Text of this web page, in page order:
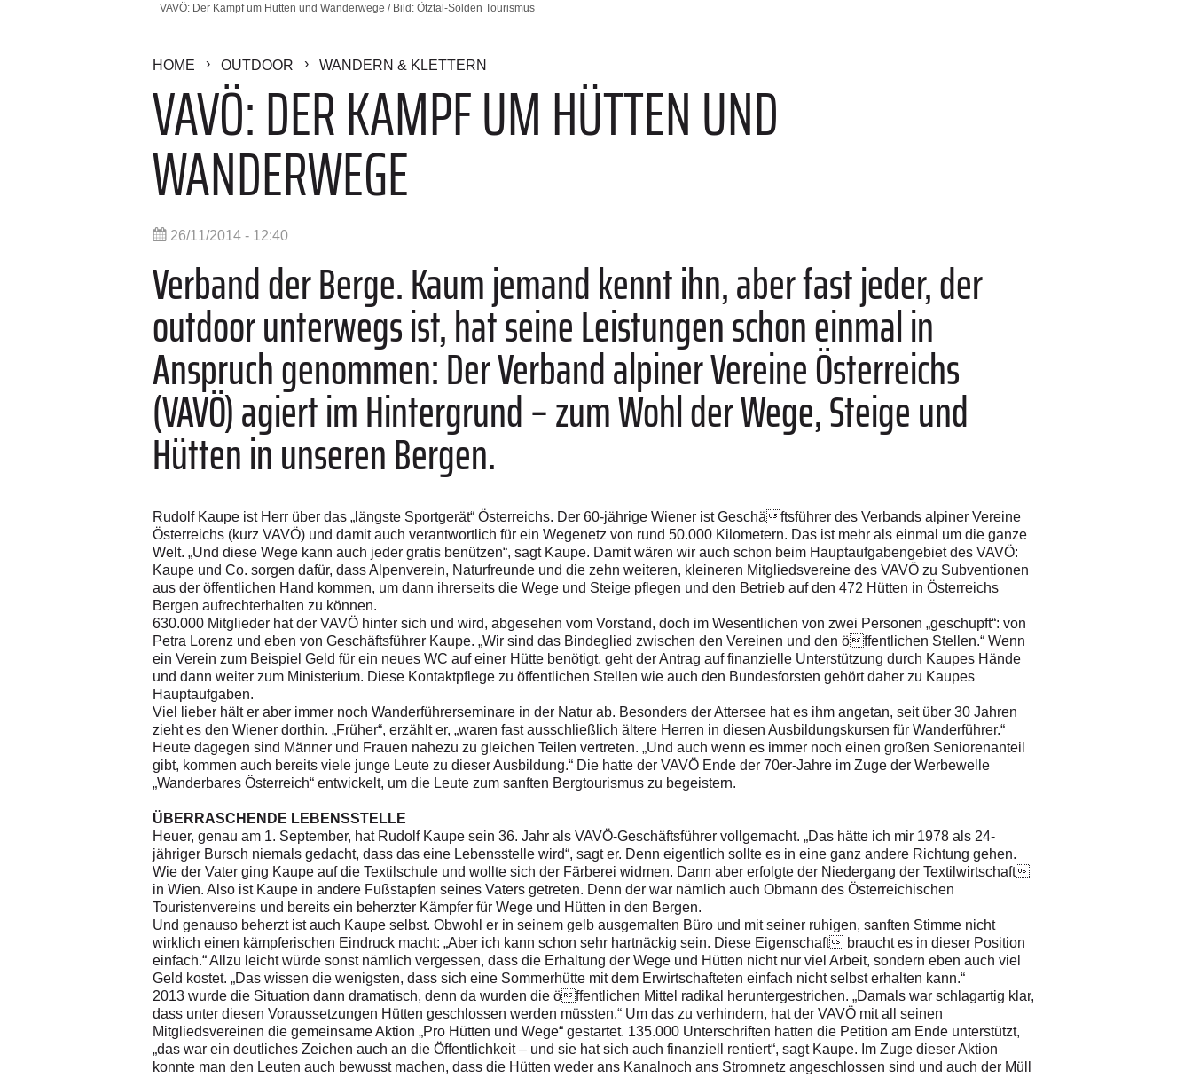
VAVÖ: Der Kampf um Hütten und Wanderwege / Bild: Ötztal-Sölden Tourismus
HOME OUTDOOR WANDERN & KLETTERN
VAVÖ: DER KAMPF UM HÜTTEN UND
WANDERWEGE
26/11/2014 - 12:40
Verband der Berge. Kaum jemand kennt ihn, aber fast jeder, der
outdoor unterwegs ist, hat seine Leistungen schon einmal in
Anspruch genommen: Der Verband alpiner Vereine Österreichs
(VAVÖ) agiert im Hintergrund – zum Wohl der Wege, Steige und
Hütten in unseren Bergen.
Rudolf Kaupe ist Herr über das „längste Sportgerät“ Österreichs. Der 60-jährige Wiener ist Geschäftsführer des Verbands alpiner Vereine
Österreichs (kurz VAVÖ) und damit auch verantwortlich für ein Wegenetz von rund 50.000 Kilometern. Das ist mehr als einmal um die ganze
Welt. „Und diese Wege kann auch jeder gratis benützen“, sagt Kaupe. Damit wären wir auch schon beim Hauptaufgabengebiet des VAVÖ:
Kaupe und Co. sorgen dafür, dass Alpenverein, Naturfreunde und die zehn weiteren, kleineren Mitgliedsvereine des VAVÖ zu Subventionen
aus der öffentlichen Hand kommen, um dann ihrerseits die Wege und Steige pflegen und den Betrieb auf den 472 Hütten in Österreichs
Bergen aufrechterhalten zu können.
630.000 Mitglieder hat der VAVÖ hinter sich und wird, abgesehen vom Vorstand, doch im Wesentlichen von zwei Personen „geschupft“: von
Petra Lorenz und eben von Geschäftsführer Kaupe. „Wir sind das Bindeglied zwischen den Vereinen und den öffentlichen Stellen.“ Wenn
ein Verein zum Beispiel Geld für ein neues WC auf einer Hütte benötigt, geht der Antrag auf finanzielle Unterstützung durch Kaupes Hände
und dann weiter zum Ministerium. Diese Kontaktpflege zu öffentlichen Stellen wie auch den Bundesforsten gehört daher zu Kaupes
Hauptaufgaben.
Viel lieber hält er aber immer noch Wanderführerseminare in der Natur ab. Besonders der Attersee hat es ihm angetan, seit über 30 Jahren
zieht es den Wiener dorthin. „Früher“, erzählt er, „waren fast ausschließlich ältere Herren in diesen Ausbildungskursen für Wanderführer.“
Heute dagegen sind Männer und Frauen nahezu zu gleichen Teilen vertreten. „Und auch wenn es immer noch einen großen Seniorenanteil
gibt, kommen auch bereits viele junge Leute zu dieser Ausbildung.“ Die hatte der VAVÖ Ende der 70er-Jahre im Zuge der Werbewelle
„Wanderbares Österreich“ entwickelt, um die Leute zum sanften Bergtourismus zu begeistern.
ÜBERRASCHENDE LEBENSSTELLE
Heuer, genau am 1. September, hat Rudolf Kaupe sein 36. Jahr als VAVÖ-Geschäftsführer vollgemacht. „Das hätte ich mir 1978 als 24-
jähriger Bursch niemals gedacht, dass das eine Lebensstelle wird“, sagt er. Denn eigentlich sollte es in eine ganz andere Richtung gehen.
Wie der Vater ging Kaupe auf die Textilschule und wollte sich der Färberei widmen. Dann aber erfolgte der Niedergang der Textilwirtschaft
in Wien. Also ist Kaupe in andere Fußstapfen seines Vaters getreten. Denn der war nämlich auch Obmann des Österreichischen
Touristenvereins und bereits ein beherzter Kämpfer für Wege und Hütten in den Bergen.
Und genauso beherzt ist auch Kaupe selbst. Obwohl er in seinem gelb ausgemalten Büro und mit seiner ruhigen, sanften Stimme nicht
wirklich einen kämpferischen Eindruck macht: „Aber ich kann schon sehr hartnäckig sein. Diese Eigenschaft braucht es in dieser Position
einfach.“ Allzu leicht würde sonst nämlich vergessen, dass die Erhaltung der Wege und Hütten nicht nur viel Arbeit, sondern eben auch viel
Geld kostet. „Das wissen die wenigsten, dass sich eine Sommerhütte mit dem Erwirtschafteten einfach nicht selbst erhalten kann.“
2013 wurde die Situation dann dramatisch, denn da wurden die öffentlichen Mittel radikal heruntergestrichen. „Damals war schlagartig klar,
dass unter diesen Voraussetzungen Hütten geschlossen werden müssten.“ Um das zu verhindern, hat der VAVÖ mit all seinen
Mitgliedsvereinen die gemeinsame Aktion „Pro Hütten und Wege“ gestartet. 135.000 Unterschriften hatten die Petition am Ende unterstützt,
„das war ein deutliches Zeichen auch an die Öffentlichkeit – und sie hat sich auch finanziell rentiert“, sagt Kaupe. Im Zuge dieser Aktion
konnte man den Leuten auch bewusst machen, dass die Hütten weder ans Kanalnoch ans Stromnetz angeschlossen sind und auch der Müll